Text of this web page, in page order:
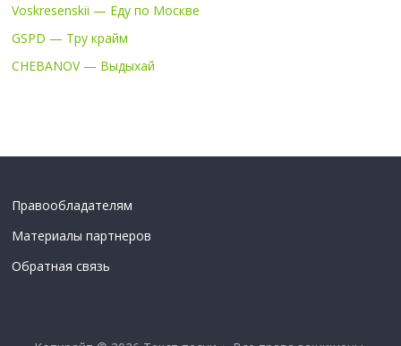
Voskresenskii — Еду по Москве
GSPD — Тру крайм
CHEBANOV — Выдыхай
Правообладателям
Материалы партнеров
Обратная связь